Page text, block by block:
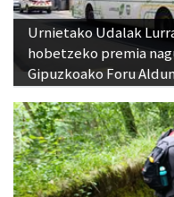
Urnietako Udalak
hobetzeko premia
Gipuzkoako Foru